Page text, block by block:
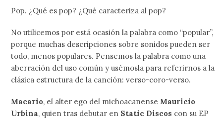
Pop. ¿Qué es pop? ¿Qué caracteriza al pop?
No utilicemos por está ocasión la palabra como “popular”,
porque muchas descripciones sobre sonidos pueden ser
todo, menos populares. Pensemos la palabra como una
aberración del uso común y usémosla para referirnos a la
clásica estructura de la canción: verso-coro-verso.
Macario, el alter ego del michoacanense Mauricio
Urbina, quien tras debutar en Static Discos con su EP